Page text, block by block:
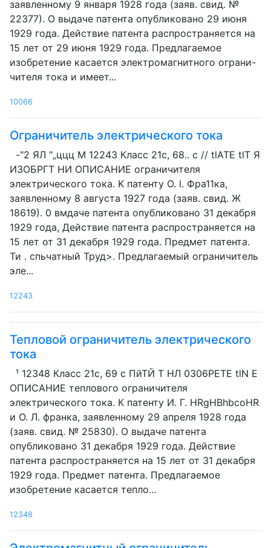
заявленному 9 января 1928 года (заяв. свид. №
22377). О выдаче патента опубликовано 29 июня
1929 года. Действие патента распространяется на
15 лет от 29 июня 1929 года. Предлагаемое
изобретение касается электромагнитного ограни-
чителя тока и имеет...
10066
Ограничитель электрического тока
-"2 ЯЛ "„ццц М 12243 Класс 21с, 68.. с // tlATE tlT Я
ИЗОБРГТ НИ ОПИСАНИЕ ограничителя
электрического тока. K патенту О. l. Фра11ка,
заявленному 8 августа 1927 года (заяв. свид. Ж
18619). 0 вмдаче патента опубликовано 31 декабря
1929 года, Действие патента распространяется на
15 лет от 31 декабря 1929 года. Предмет патента.
Ти . спьчатный Труд>. Предлагаемый ограничитель
эле...
12243
Тепловой ограничитель электрического
тока
¹ 12348 Класс 21с, 69 с ПйТЙ Т НЛ 0306PETE tlN E
ОПИСАНИЕ теплового ограничителя
электрического тока. К патенту И. Г. HRgHBhbcoHR
и О. Л. франка, заявленному 29 апреля 1928 года
(заяв. свид. № 25830). О выдаче патента
опубликовано 31 декабря 1929 года. Действие
патента распространяется на 15 лет от 31 декабря
1929 года. Предмет патента. Предлагаемое
изобретение касается тепло...
12348